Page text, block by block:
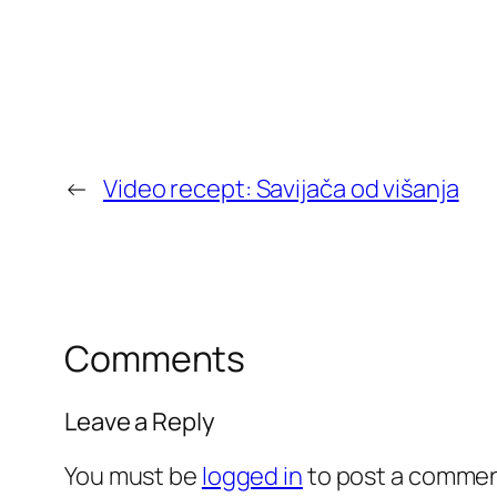
← Video recept: Savijača od višanja
Comments
Leave a Reply
You must be logged into post a